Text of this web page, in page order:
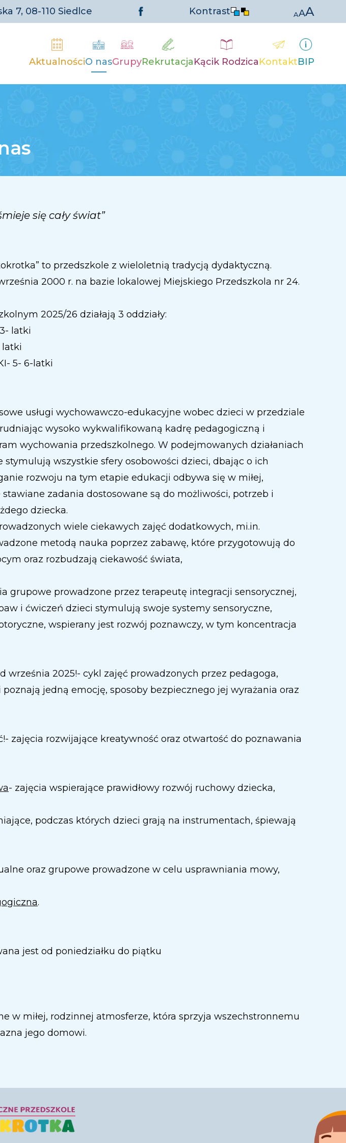
7, 08-110 Siedlce Kontrast AAA
AktualnościO nasGrupyRekrutacjaKącik RodzicaKontaktBIP
się cały świat”
to przedszkole z wieloletnią tradycją dydaktyczną.
2000 r. na bazie lokalowej Miejskiego Przedszkola nr 24.
2025/26 działają 3 oddziały:
latki
latki
5- 6-latki
usługi wychowawczo-edukacyjne wobec dzieci w przedziale
wysoko wykwalifikowaną kadrę pedagogiczną i
wychowania przedszkolnego. W podejmowanych działaniach
wszystkie sfery osobowości dzieci, dbając o ich
rozwoju na tym etapie edukacji odbywa się w miłej,
zadania dostosowane są do możliwości, potrzeb i
dziecka.
wiele ciekawych zajęć dodatkowych, mi.in.
metodą nauka poprzez zabawę, które przygotowują do
oraz rozbudzają ciekawość świata,
grupowe prowadzone przez terapeutę integracji sensorycznej,
i ćwiczeń dzieci stymulują swoje systemy sensoryczne,
wspierany jest rozwój poznawczy, w tym koncentracja
września 2025!- cykl zajęć prowadzonych przez pedagoga,
jedną emocję, sposoby bezpiecznego jej wyrażania oraz
zajęcia rozwijające kreatywność oraz otwartość do poznawania
- zajęcia wspierające prawidłowy rozwój ruchowy dziecka,
podczas których dzieci grają na instrumentach, śpiewają
oraz grupowe prowadzone w celu usprawniania mowy,
.
jest od poniedziałku do piątku
w miłej, rodzinnej atmosferze, która sprzyja wszechstronnemu
jego domowi.